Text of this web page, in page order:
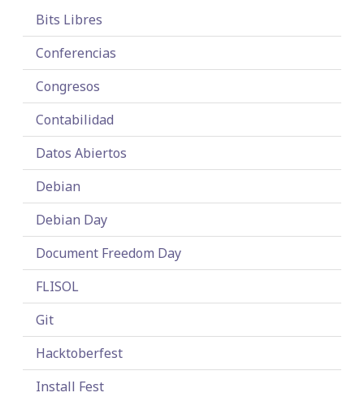
Bits Libres
Conferencias
Congresos
Contabilidad
Datos Abiertos
Debian
Debian Day
Document Freedom Day
FLISOL
Git
Hacktoberfest
Install Fest